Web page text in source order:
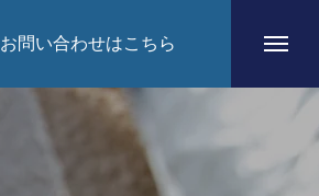
お問い合わせはこちら
HOME